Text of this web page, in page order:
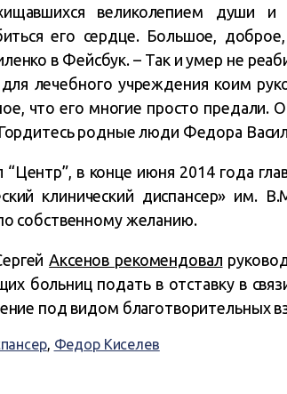
великолепием души и
его сердце. Большое,
в Фейсбук. – Так и умер не
лечебного учреждения коим
что его многие просто предали.
родные люди Федора
в конце июня 2014 года
клинический диспансер» им.
собственному желанию.
Аксенов рекомендовал
больниц подать в отставку в
под видом благотворительных
, Федор Киселев